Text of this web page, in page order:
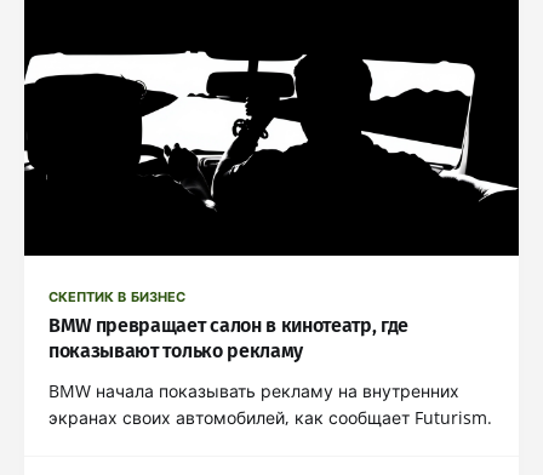
СКЕПТИК В БИЗНЕС
BMW превращает салон в кинотеатр, где
показывают только рекламу
BMW начала показывать рекламу на внутренних
экранах своих автомобилей, как сообщает Futurism.